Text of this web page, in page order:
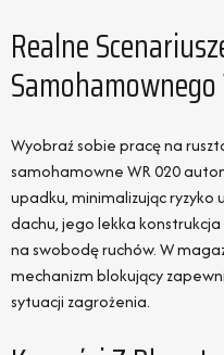
Realne
Wyobraź sobie pracę na
samohamowne WR 020
upadku, minimalizując ryzyko
dachu, jego lekka
na swobodę ruchów. W
mechanizm blokujący
sytuacji zagrożenia.